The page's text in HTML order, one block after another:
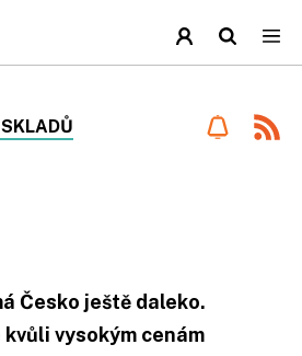
Česko ještě daleko.
vysokým cenám